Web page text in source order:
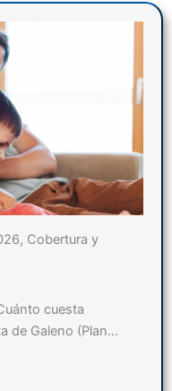
Cobertura y
cuesta
de Galeno (Plan…